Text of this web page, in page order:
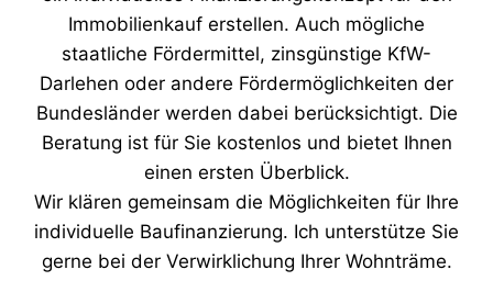
Immobilienkauf erstellen. Auch mögliche
staatliche Fördermittel, zinsgünstige KfW-
Darlehen oder andere Fördermöglichkeiten der
Bundesländer werden dabei berücksichtigt. Die
Beratung ist für Sie kostenlos und bietet Ihnen
einen ersten Überblick.
Wir klären gemeinsam die Möglichkeiten für Ihre
individuelle Baufinanzierung. Ich unterstütze Sie
gerne bei der Verwirklichung Ihrer Wohnträme.